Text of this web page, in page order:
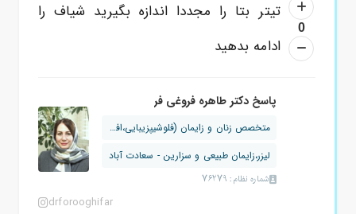
0
تیتر بتا را مجددا اندازه بگیرید شیاف را
ادامه بدهید
پاسخ دکتر طاهره فروغی فر
متخصص زنان و زایمان (فلوشیپزیبایی،افت...
لیزر،زایمان طبیعی و سزارین - سعادت آباد
شماره نظام: 76279
drforooghifar